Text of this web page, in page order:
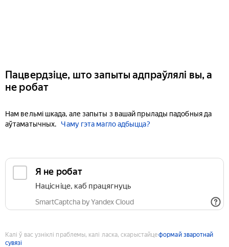
Пацвердзіце, што запыты адпраўлялі вы, а
не робат
Нам вельмі шкада, але запыты з вашай прылады падобныя да
аўтаматычных.
Чаму гэта магло адбыцца?
Я не робат
Націсніце, каб працягнуць
SmartCaptcha by Yandex Cloud
Калі ў вас узніклі праблемы, калі ласка, скарыстайцеформай зваротнай
сувязі